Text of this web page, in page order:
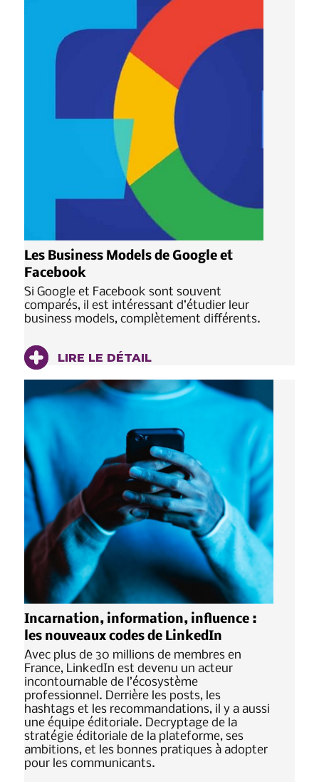
Les Business Models de Google et
Facebook
Si Google et Facebook sont souvent
comparés, il est intéressant d’étudier leur
business models, complètement différents.
LIRE LE DÉTAIL
Incarnation, information, influence :
les nouveaux codes de LinkedIn
Avec plus de 30 millions de membres en
France, LinkedIn est devenu un acteur
incontournable de l’écosystème
professionnel. Derrière les posts, les
hashtags et les recommandations, il y a aussi
une équipe éditoriale. Decryptage de la
stratégie éditoriale de la plateforme, ses
ambitions, et les bonnes pratiques à adopter
pour les communicants.